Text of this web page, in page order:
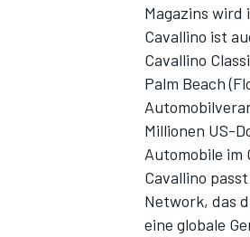
Magazins wird
Cavallino ist
Cavallino
Palm Beach
Millionen US-
Automobile im
Cavallino
Network, das
eine globale